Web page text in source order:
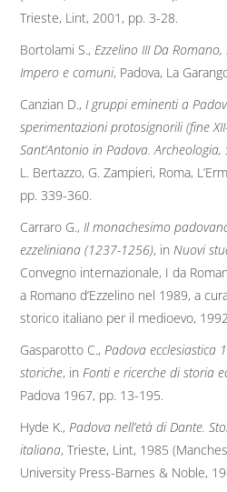
Trieste, Lint, 2001, pp. 3-28.
Bortolami S., Ezzelino III Da
Impero e comuni, Padova, La
Canzian D., I gruppi eminenti a
sperimentazioni protosignorili (fine
Sant’Antonio in Padova.
L. Bertazzo, G. Zampieri, Roma,
pp. 339-360.
Carraro G., Il monachesimo
ezzeliniana (1237-1256), in Nuovi
Convegno internazionale, I da
a Romano d’Ezzelino nel 1989, a
storico italiano per il medioevo,
Gasparotto C., Padova ecclesiastica
storiche, in Fonti e ricerche di storia
Padova 1967, pp. 13-195.
Hyde K., Padova nell’età di Dante.
italiana, Trieste, Lint, 1985
University Press-Barnes & Noble,